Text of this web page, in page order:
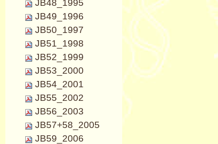
JB48_1995
JB49_1996
JB50_1997
JB51_1998
JB52_1999
JB53_2000
JB54_2001
JB55_2002
JB56_2003
JB57+58_2005
JB59_2006